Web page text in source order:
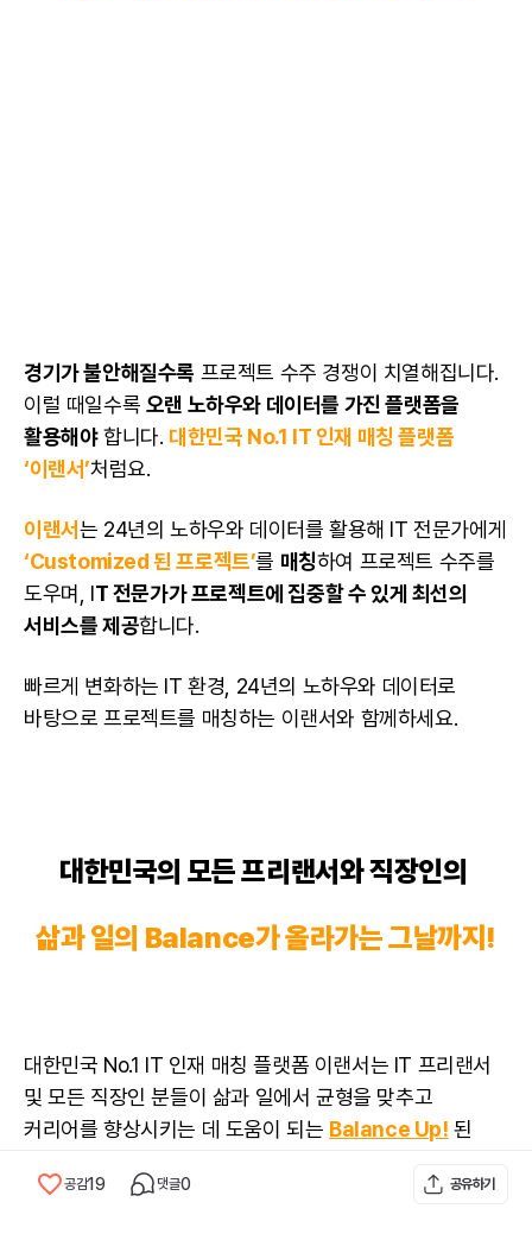
경기가 불안해질수록 프로젝트 수주 경쟁이 치열해집니다.
이럴 때일수록 오랜 노하우와 데이터를 가진플랫폼을
활용해야합니다. 대한민국 No.1 IT 인재 매칭플랫폼
‘이랜서’처럼요.
이랜서는 24년의 노하우와 데이터를 활용해 IT 전문가에게
‘Customized 된 프로젝트’를 매칭하여 프로젝트 수주를
도우며, IT 전문가가 프로젝트에 집중할 수 있게 최선의
서비스를 제공합니다.
빠르게 변화하는 IT 환경, 24년의 노하우와 데이터로
바탕으로 프로젝트를 매칭하는 이랜서와 함께하세요.
대한민국의 모든 프리랜서와 직장인의
삶과 일의 Balance가 올라가는 그날까지!
대한민국 No.1 IT 인재 매칭 플랫폼 이랜서는 IT 프리랜서
및 모든 직장인 분들이 삶과 일에서 균형을 맞추고
커리어를 향상시키는 데 도움이 되는 Balance Up! 된
공감19 댓글0 공유하기